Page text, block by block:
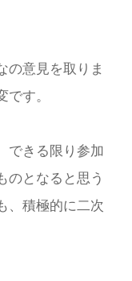
の意見を取りま
す。
できる限り参加
のとなると思う
、積極的に二次